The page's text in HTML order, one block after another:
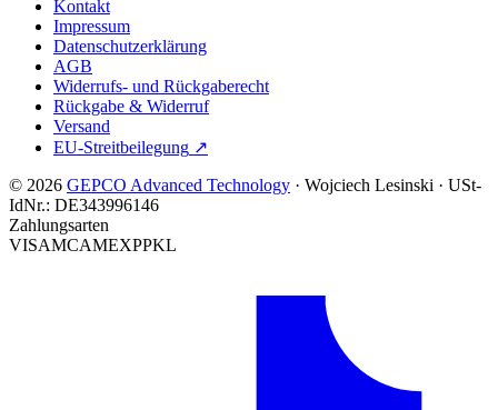
Kontakt
Impressum
Datenschutzerklärung
AGB
Widerrufs- und Rückgaberecht
Rückgabe & Widerruf
Versand
EU-Streitbeilegung ↗
© 2026 GEPCO Advanced Technology · Wojciech Lesinski · USt-
IdNr.: DE343996146
Zahlungsarten
VISAMCAMEXPPKL